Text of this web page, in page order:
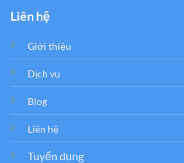
Liên hệ
Giới thiệu
Dịch vụ
Blog
Liên hệ
Tuyển dụng